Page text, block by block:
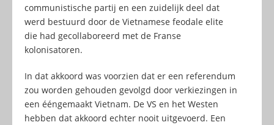
communistische partij en een zuidelijk deel dat
werd bestuurd door de Vietnamese feodale elite
die had gecollaboreerd met de Franse
kolonisatoren.
In dat akkoord was voorzien dat er een referendum
zou worden gehouden gevolgd door verkiezingen in
een ééngemaakt Vietnam. De VS en het Westen
hebben dat akkoord echter nooit uitgevoerd. Een